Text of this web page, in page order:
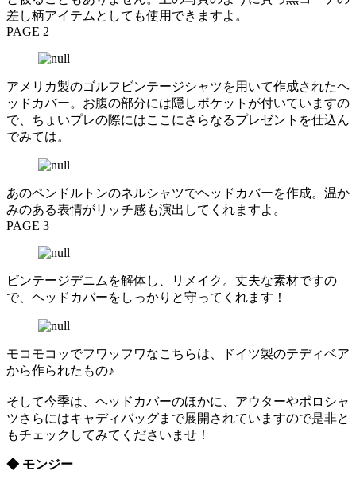
差し柄アイテムとしても使用できますよ。
PAGE 2
アメリカ製のゴルフビンテージシャツを用いて作成されたヘ
ッドカバー。お腹の部分には隠しポケットが付いていますの
で、ちょいプレの際にはここにさらなるプレゼントを仕込ん
でみては。
あのペンドルトンのネルシャツでヘッドカバーを作成。温か
みのある表情がリッチ感も演出してくれますよ。
PAGE 3
ビンテージデニムを解体し、リメイク。丈夫な素材ですの
で、ヘッドカバーをしっかりと守ってくれます！
モコモコッでフワッフワなこちらは、ドイツ製のテディベア
から作られたもの♪
そして今季は、ヘッドカバーのほかに、アウターやポロシャ
ツさらにはキャディバッグまで展開されていますので是非と
もチェックしてみてくださいませ！
◆ モンジー